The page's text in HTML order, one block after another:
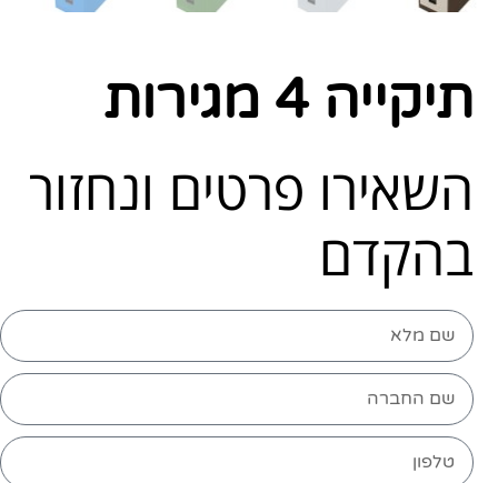
תיקייה 4 מגירות
השאירו פרטים ונחזור
בהקדם